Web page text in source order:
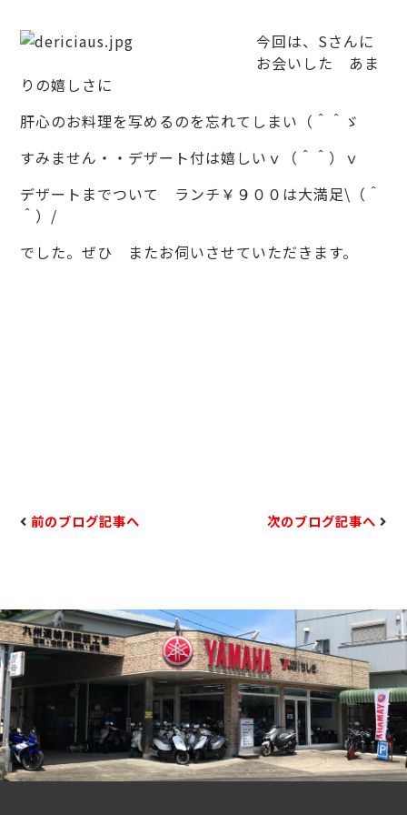
今回は、Sさんに
お会いした あま
りの嬉しさに
肝心のお料理を写めるのを忘れてしまい（＾＾ゞ
すみません・・デザート付は嬉しいｖ（＾＾）ｖ
デザートまでついて ランチ￥９００は大満足\（＾
＾）/
でした。ぜひ またお伺いさせていただきます。
前のブログ記事へ 次のブログ記事へ